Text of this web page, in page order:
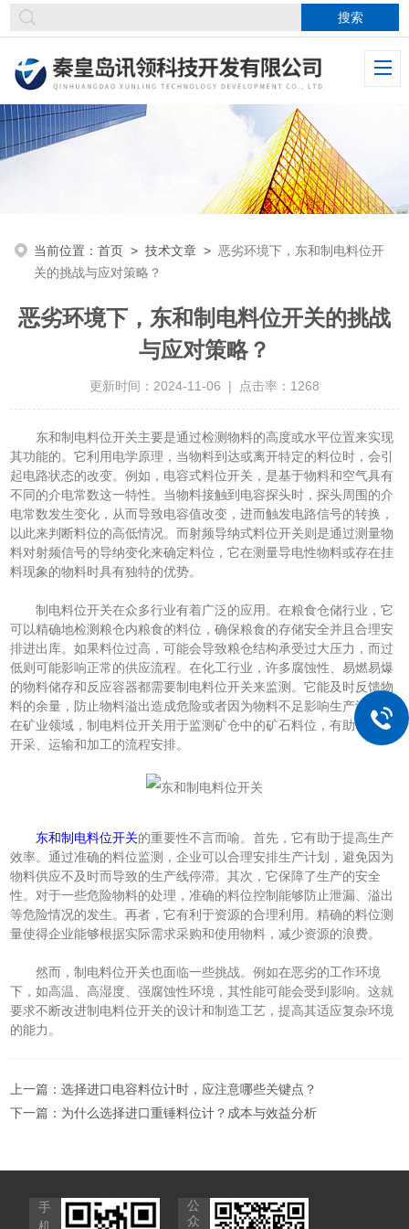
当前位置：首页 >技术文章 >恶劣环境下，东和制电料位开
关的挑战与应对策略？
恶劣环境下，东和制电料位开关的挑战
与应对策略？
更新时间：2024-11-06 | 点击率：1268
东和制电料位开关主要是通过检测物料的高度或水平位置来实现
其功能的。它利用电学原理，当物料到达或离开特定的料位时，会引
起电路状态的改变。例如，电容式料位开关，是基于物料和空气具有
不同的介电常数这一特性。当物料接触到电容探头时，探头周围的介
电常数发生变化，从而导致电容值改变，进而触发电路信号的转换，
以此来判断料位的高低情况。而射频导纳式料位开关则是通过测量物
料对射频信号的导纳变化来确定料位，它在测量导电性物料或存在挂
料现象的物料时具有独特的优势。
制电料位开关在众多行业有着广泛的应用。在粮食仓储行业，它
可以精确地检测粮仓内粮食的料位，确保粮食的存储安全并且合理安
排进出库。如果料位过高，可能会导致粮仓结构承受过大压力，而过
低则可能影响正常的供应流程。在化工行业，许多腐蚀性、易燃易爆
的物料储存和反应容器都需要制电料位开关来监测。它能及时反馈物
料的余量，防止物料溢出造成危险或者因为物料不足影响生产流程。
在矿业领域，制电料位开关用于监测矿仓中的矿石料位，有助于优化
开采、运输和加工的流程安排。
东和制电料位开关的重要性不言而喻。首先，它有助于提高生产
效率。通过准确的料位监测，企业可以合理安排生产计划，避免因为
物料供应不及时而导致的生产线停滞。其次，它保障了生产的安全
性。对于一些危险物料的处理，准确的料位控制能够防止泄漏、溢出
等危险情况的发生。再者，它有利于资源的合理利用。精确的料位测
量使得企业能够根据实际需求采购和使用物料，减少资源的浪费。
然而，制电料位开关也面临一些挑战。例如在恶劣的工作环境
下，如高温、高湿度、强腐蚀性环境，其性能可能会受到影响。这就
要求不断改进制电料位开关的设计和制造工艺，提高其适应复杂环境
的能力。
上一篇：选择进口电容料位计时，应注意哪些关键点？
下一篇： 为什么选择进口重锤料位计？成本与效益分析
手
公
众